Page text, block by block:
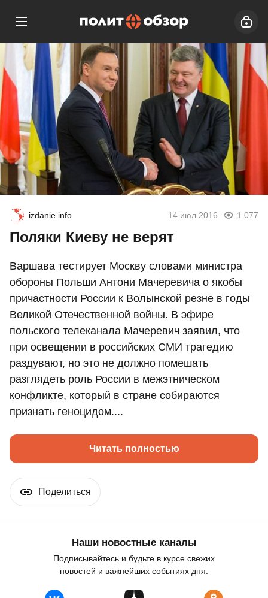
izdanie.info 14 июл 2016 1 077
Поляки Киеву не верят
Варшава тестирует Москву словами министра
обороны Польши Антони Мачеревича о якобы
причастности России к Волынской резне в годы
Великой Отечественной войны. В эфире
польского телеканала Мачеревич заявил, что
при освещении в российских СМИ трагедию
раздувают, но это не должно помешать
разглядеть роль России в межэтническом
конфликте, который в стране собираются
признать геноцидом....
Читать полностью
Поделиться
Наши новостные каналы
Подписывайтесь и будьте в курсе свежих
новостей и важнейших событиях дня.